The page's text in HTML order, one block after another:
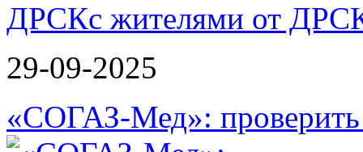
ДРСК
29-09-2025
«СОГАЗ-Мед»: проверить